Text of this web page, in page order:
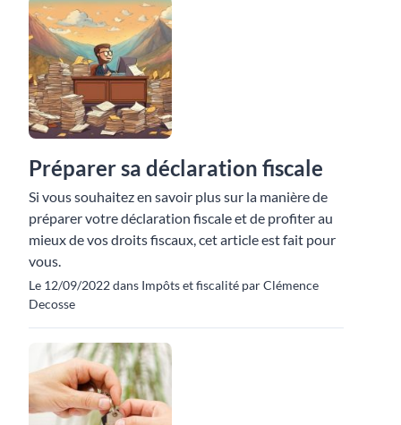
Préparer sa déclaration fiscale
Si vous souhaitez en savoir plus sur la manière de
préparer votre déclaration fiscale et de profiter au
mieux de vos droits fiscaux, cet article est fait pour
vous.
Le 12/09/2022 dans Impôts et fiscalité par Clémence
Decosse